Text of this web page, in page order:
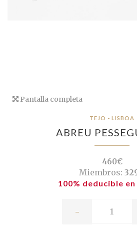
Pantalla completa
TEJO - LISBOA
ABREU
460€
Miembros:
100% deducible
-